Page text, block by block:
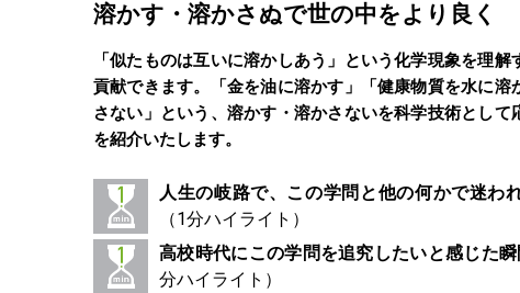
溶かす・溶かさぬで世の中をより良く
「似たものは互いに溶かしあう」という化学現象を理
貢献できます。「金を油に溶かす」「健康物質を水に溶
さない」という、溶かす・溶かさないを科学技術として
を紹介いたします。
人生の岐路で、この学問と他の何かで迷わ
高校時代にこの学問を追究したいと感じた